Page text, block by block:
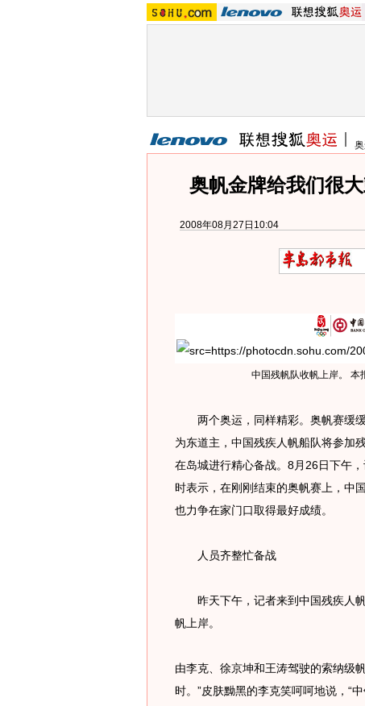
奥帆金牌给我们很
2008年08月27日10:04
中国残帆队收帆上岸。 本
两个奥运，同样精彩。奥帆赛缓缓
为东道主，中国残疾人帆船队将参加
在岛城进行精心备战。8月26日下午
时表示，在刚刚结束的奥帆赛上，中
也力争在家门口取得最好成绩。
人员齐整忙备战
昨天下午，记者来到中国残疾人帆
帆上岸。
由李克、徐京坤和王涛驾驶的索纳级
时。”皮肤黝黑的李克笑呵呵地说，“